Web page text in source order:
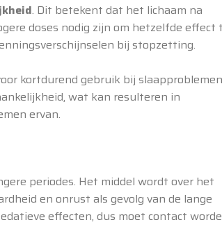
. Dit betekent dat het lichaam na
doses nodig zijn om hetzelfde effect
bij stopzetting.
kortdurend gebruik bij
wat kan resulteren in
ervan.
periodes. Het middel wordt over het
en onrust als gevolg van de lange
effecten, dus moet contact